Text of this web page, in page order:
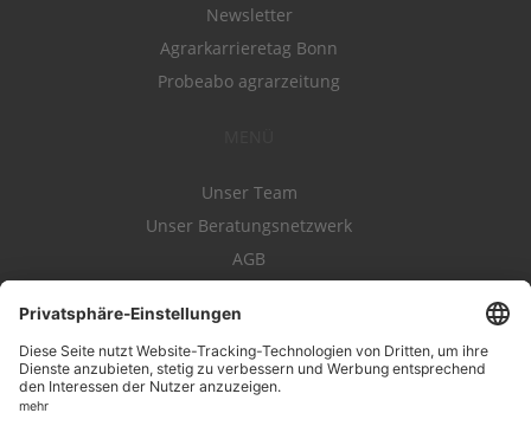
Newsletter
Agrarkarrieretag Bonn
Probeabo agrarzeitung
Unser Team
Unser Beratungsnetzwerk
AGB
Datenschutz
Impressum
Kontakt